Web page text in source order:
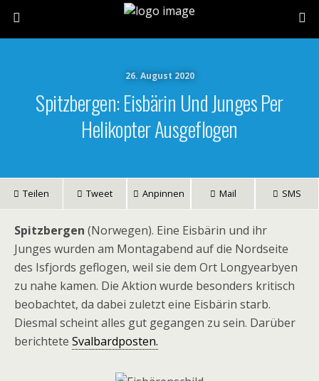
26. August 2020
Spitzbergen: Eisbärin Und Junges Per
Helikopter Ausgeflogen
Teilen Tweet Anpinnen Mail SMS
Spitzbergen (Norwegen). Eine Eisbärin und ihr
Junges wurden am Montagabend auf die Nordseite
des Isfjords geflogen, weil sie dem Ort Longyearbyen
zu nahe kamen. Die Aktion wurde besonders kritisch
beobachtet, da dabei zuletzt eine Eisbärin starb.
Diesmal scheint alles gut gegangen zu sein. Darüber
berichtete Svalbardposten.